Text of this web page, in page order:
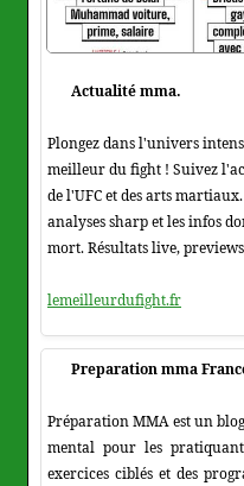
Actualité mma.
Plongez dans l'univers
meilleur du fight ! Suivez
de l'UFC et des arts
analyses sharp et les infos
mort. Résultats live,
lemeilleurdufight.fr
Preparation mma
Préparation MMA est un
mental pour les
exercices ciblés et des